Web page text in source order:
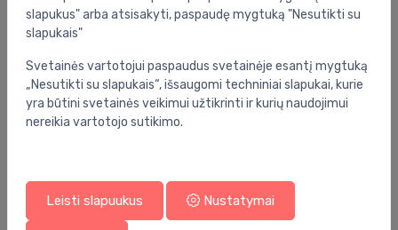
Atsiliepimai
5.0 (1)
Ilona Vojciul
prieš 2 savaites
slapukus" arba atsisakyti, paspaudę mygtuką "Nesutikti su
slapukais"
Svetainės vartotojui paspaudus svetainėje esantį mygtuką
„Nesutikti su slapukais“, išsaugomi techniniai slapukai, kurie
yra būtini svetainės veikimui užtikrinti ir kurių naudojimui
nereikia vartotojo sutikimo.
Leisti slapuukus Nustatymai